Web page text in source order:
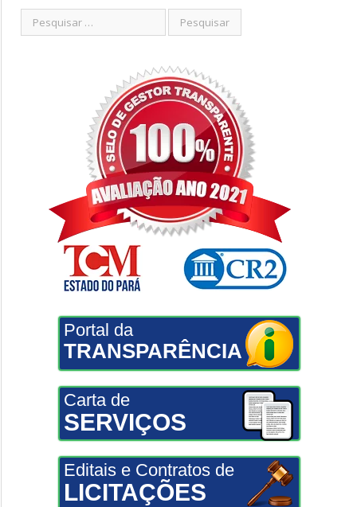
Portal da
TRANSPARÊNCIA
Carta de
SERVIÇOS
Editais e Contratos de
LICITAÇÕES